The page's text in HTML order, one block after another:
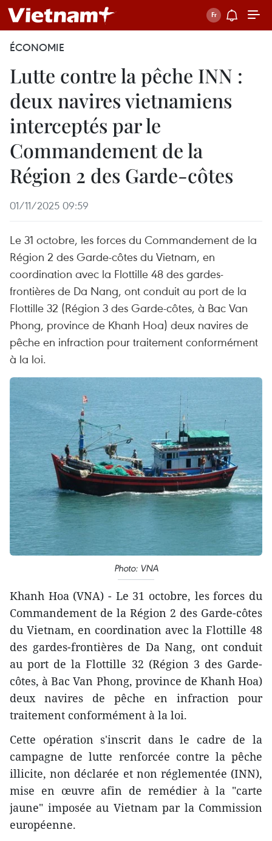
ÉCONOMIE
Lutte contre la pêche INN :
deux navires vietnamiens
interceptés par le
Commandement de la
Région 2 des Garde-côtes
01/11/2025 09:59
Le 31 octobre, les forces du Commandement de la
Région 2 des Garde-côtes du Vietnam, en
coordination avec la Flottille 48 des gardes-
frontières de Da Nang, ont conduit au port de la
Flottille 32 (Région 3 des Garde-côtes, à Bac Van
Phong, province de Khanh Hoa) deux navires de
pêche en infraction pour traitement conformément
à la loi.
Photo: VNA
Khanh Hoa (VNA) - Le 31 octobre, les forces du
Commandement de la Région 2 des Garde-côtes
du Vietnam, en coordination avec la Flottille 48
des gardes-frontières de Da Nang, ont conduit
au port de la Flottille 32 (Région 3 des Garde-
côtes, à Bac Van Phong, province de Khanh Hoa)
deux navires de pêche en infraction pour
traitement conformément à la loi.
Cette opération s'inscrit dans le cadre de la
campagne de lutte renforcée contre la pêche
illicite, non déclarée et non réglementée (INN),
mise en œuvre afin de remédier à la "carte
jaune" imposée au Vietnam par la Commission
européenne.